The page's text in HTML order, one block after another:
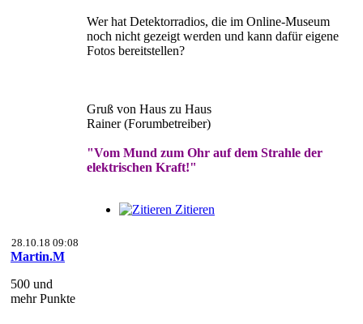
Wer hat Detektorradios, die im Online-Museum
noch nicht gezeigt werden und kann dafür eigene
Fotos bereitstellen?
Gruß von Haus zu Haus
Rainer (Forumbetreiber)
"Vom Mund zum Ohr auf dem Strahle der
elektrischen Kraft!"
Zitieren
28.10.18 09:08
Martin.M
500 und
mehr Punkte